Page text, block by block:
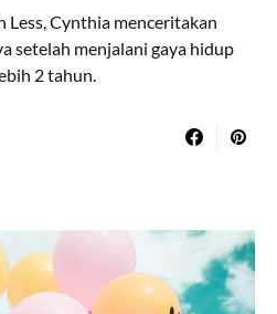
Less, Cynthia menceritakan
setelah menjalani gaya hidup
2 tahun.